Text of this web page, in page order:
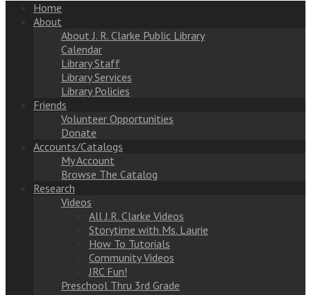
Home
About
About J. R. Clarke Public Library
Calendar
Library Staff
Library Services
Library Policies
Friends
Volunteer Opportunities
Donate
Accounts/Catalogs
My Account
Browse The Catalog
Research
Videos
All J.R. Clarke Videos
Storytime with Ms. Laurie
How To Tutorials
Community Videos
JRC Fun!
Preschool Thru 3rd Grade